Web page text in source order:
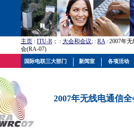
主页 : ITU-R ； : 大会和会议; : RA: 2007年
会(RA-07)
2007年无线电通信
国际电联三大部门 新闻室 各项活动